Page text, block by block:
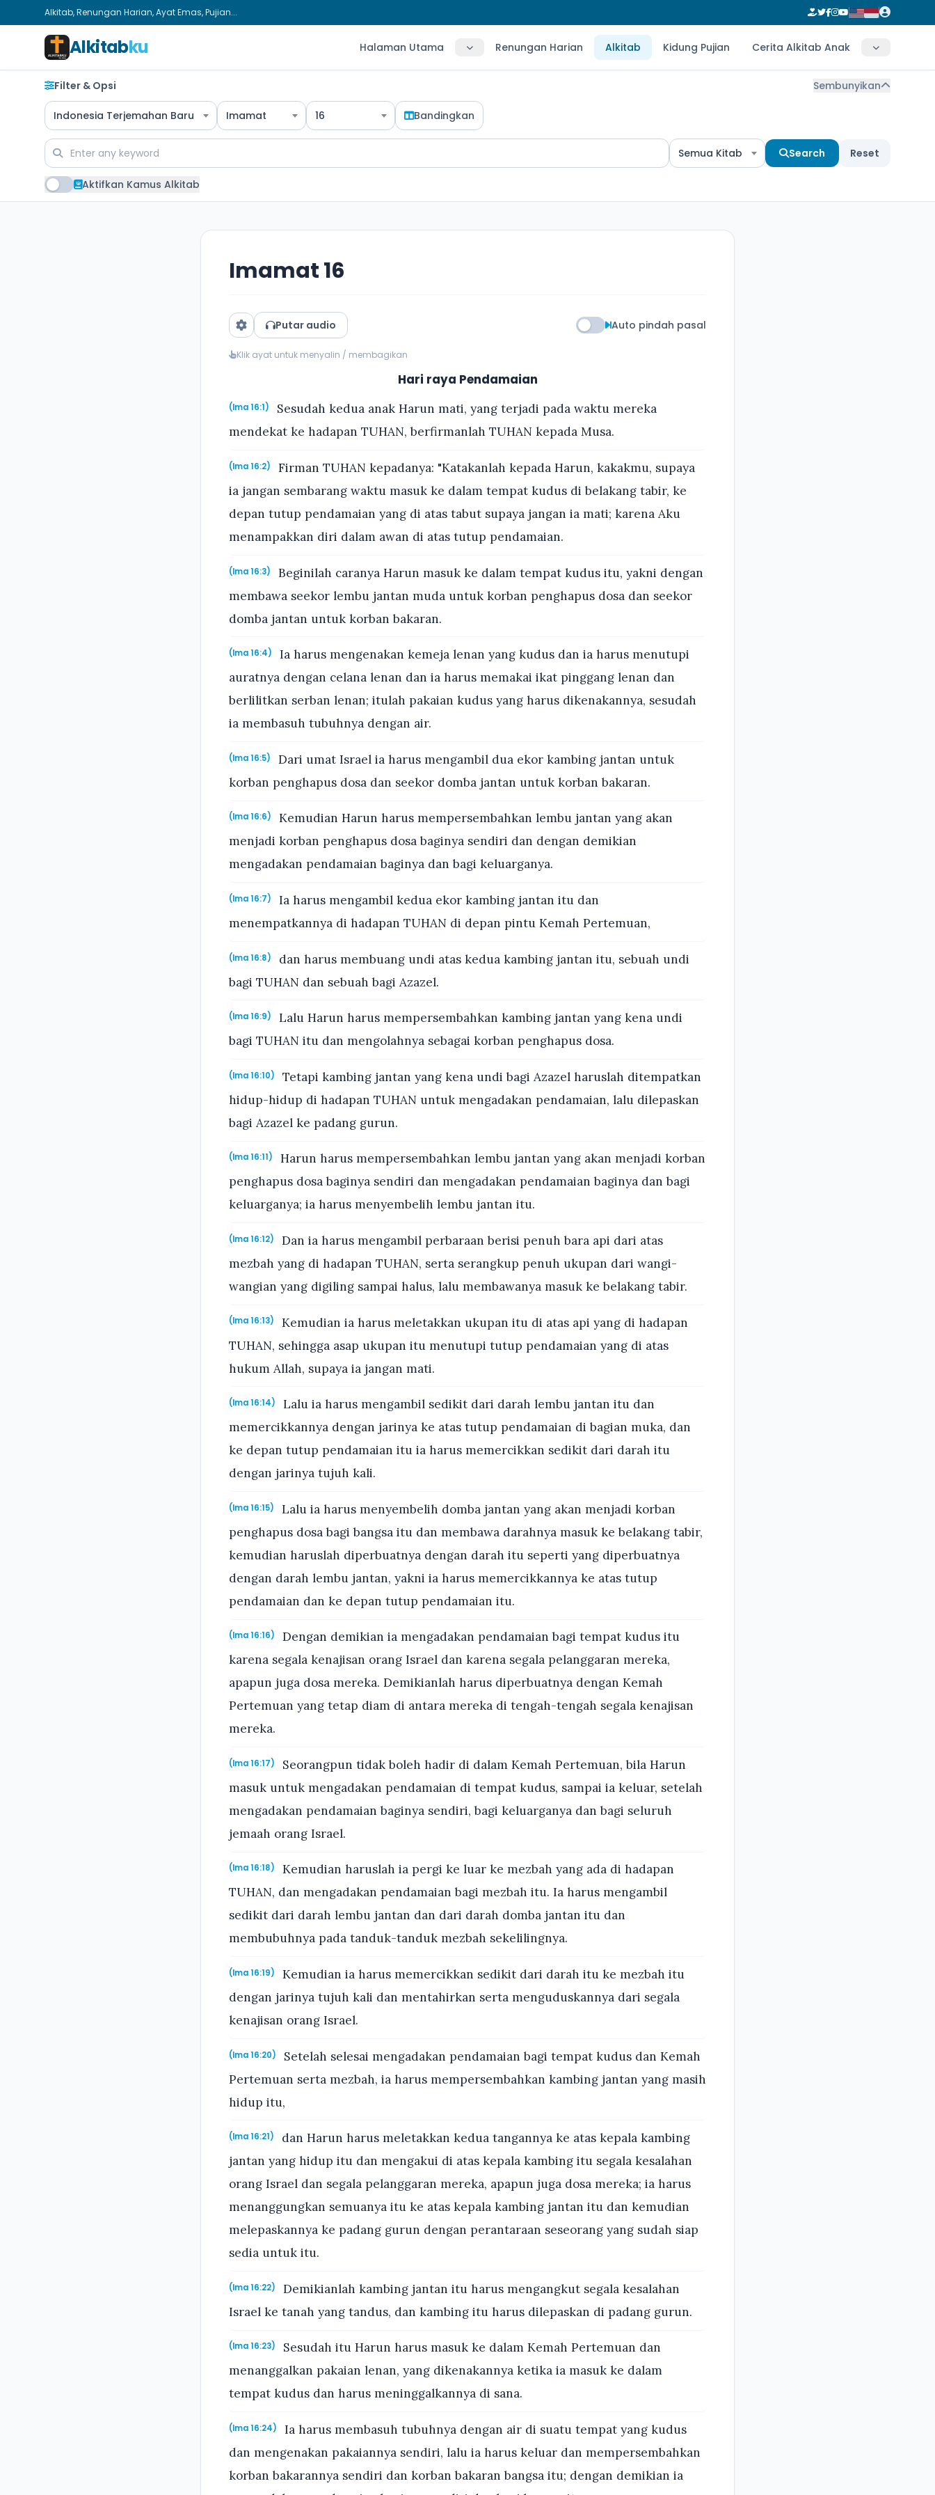
Alkitab, Renungan Harian, Ayat Emas, Pujian...
Alkitabku Halaman Utama Renungan Harian Alkitab Kidung Pujian Cerita Alkitab Anak
Filter & Opsi Sembunyikan
Indonesia Terjemahan Baru Imamat 16 Bandingkan
Semua Kitab Search Reset
Aktifkan Kamus Alkitab
Imamat 16
Putar audio Auto pindah pasal
Klik ayat untuk menyalin / membagikan
Hari raya Pendamaian
(Ima 16:1)
Sesudah kedua anak Harun mati, yang terjadi pada waktu mereka
mendekat ke hadapan TUHAN, berfirmanlah TUHAN kepada Musa.
(Ima 16:2)
Firman TUHAN kepadanya: "Katakanlah kepada Harun, kakakmu, supaya
ia jangan sembarang waktu masuk ke dalam tempat kudus di belakang tabir, ke
depan tutup pendamaian yang di atas tabut supaya jangan ia mati; karena Aku
menampakkan diri dalam awan di atas tutup pendamaian.
(Ima 16:3)
Beginilah caranya Harun masuk ke dalam tempat kudus itu, yakni dengan
membawa seekor lembu jantan muda untuk korban penghapus dosa dan seekor
domba jantan untuk korban bakaran.
(Ima 16:4)
Ia harus mengenakan kemeja lenan yang kudus dan ia harus menutupi
auratnya dengan celana lenan dan ia harus memakai ikat pinggang lenan dan
berlilitkan serban lenan; itulah pakaian kudus yang harus dikenakannya, sesudah
ia membasuh tubuhnya dengan air.
(Ima 16:5)
Dari umat Israel ia harus mengambil dua ekor kambing jantan untuk
korban penghapus dosa dan seekor domba jantan untuk korban bakaran.
(Ima 16:6)
Kemudian Harun harus mempersembahkan lembu jantan yang akan
menjadi korban penghapus dosa baginya sendiri dan dengan demikian
mengadakan pendamaian baginya dan bagi keluarganya.
(Ima 16:7)
Ia harus mengambil kedua ekor kambing jantan itu dan
menempatkannya di hadapan TUHAN di depan pintu Kemah Pertemuan,
(Ima 16:8)
dan harus membuang undi atas kedua kambing jantan itu, sebuah undi
bagi TUHAN dan sebuah bagi Azazel.
(Ima 16:9)
Lalu Harun harus mempersembahkan kambing jantan yang kena undi
bagi TUHAN itu dan mengolahnya sebagai korban penghapus dosa.
(Ima 16:10)
Tetapi kambing jantan yang kena undi bagi Azazel haruslah ditempatkan
hidup-hidup di hadapan TUHAN untuk mengadakan pendamaian, lalu dilepaskan
bagi Azazel ke padang gurun.
(Ima 16:11)
Harun harus mempersembahkan lembu jantan yang akan menjadi korban
penghapus dosa baginya sendiri dan mengadakan pendamaian baginya dan bagi
keluarganya; ia harus menyembelih lembu jantan itu.
(Ima 16:12)
Dan ia harus mengambil perbaraan berisi penuh bara api dari atas
mezbah yang di hadapan TUHAN, serta serangkup penuh ukupan dari wangi-
wangian yang digiling sampai halus, lalu membawanya masuk ke belakang tabir.
(Ima 16:13)
Kemudian ia harus meletakkan ukupan itu di atas api yang di hadapan
TUHAN, sehingga asap ukupan itu menutupi tutup pendamaian yang di atas
hukum Allah, supaya ia jangan mati.
(Ima 16:14)
Lalu ia harus mengambil sedikit dari darah lembu jantan itu dan
memercikkannya dengan jarinya ke atas tutup pendamaian di bagian muka, dan
ke depan tutup pendamaian itu ia harus memercikkan sedikit dari darah itu
dengan jarinya tujuh kali.
(Ima 16:15)
Lalu ia harus menyembelih domba jantan yang akan menjadi korban
penghapus dosa bagi bangsa itu dan membawa darahnya masuk ke belakang tabir,
kemudian haruslah diperbuatnya dengan darah itu seperti yang diperbuatnya
dengan darah lembu jantan, yakni ia harus memercikkannya ke atas tutup
pendamaian dan ke depan tutup pendamaian itu.
(Ima 16:16)
Dengan demikian ia mengadakan pendamaian bagi tempat kudus itu
karena segala kenajisan orang Israel dan karena segala pelanggaran mereka,
apapun juga dosa mereka. Demikianlah harus diperbuatnya dengan Kemah
Pertemuan yang tetap diam di antara mereka di tengah-tengah segala kenajisan
mereka.
(Ima 16:17)
Seorangpun tidak boleh hadir di dalam Kemah Pertemuan, bila Harun
masuk untuk mengadakan pendamaian di tempat kudus, sampai ia keluar, setelah
mengadakan pendamaian baginya sendiri, bagi keluarganya dan bagi seluruh
jemaah orang Israel.
(Ima 16:18)
Kemudian haruslah ia pergi ke luar ke mezbah yang ada di hadapan
TUHAN, dan mengadakan pendamaian bagi mezbah itu. Ia harus mengambil
sedikit dari darah lembu jantan dan dari darah domba jantan itu dan
membubuhnya pada tanduk-tanduk mezbah sekelilingnya.
(Ima 16:19)
Kemudian ia harus memercikkan sedikit dari darah itu ke mezbah itu
dengan jarinya tujuh kali dan mentahirkan serta menguduskannya dari segala
kenajisan orang Israel.
(Ima 16:20)
Setelah selesai mengadakan pendamaian bagi tempat kudus dan Kemah
Pertemuan serta mezbah, ia harus mempersembahkan kambing jantan yang masih
hidup itu,
(Ima 16:21)
dan Harun harus meletakkan kedua tangannya ke atas kepala kambing
jantan yang hidup itu dan mengakui di atas kepala kambing itu segala kesalahan
orang Israel dan segala pelanggaran mereka, apapun juga dosa mereka; ia harus
menanggungkan semuanya itu ke atas kepala kambing jantan itu dan kemudian
melepaskannya ke padang gurun dengan perantaraan seseorang yang sudah siap
sedia untuk itu.
(Ima 16:22)
Demikianlah kambing jantan itu harus mengangkut segala kesalahan
Israel ke tanah yang tandus, dan kambing itu harus dilepaskan di padang gurun.
(Ima 16:23)
Sesudah itu Harun harus masuk ke dalam Kemah Pertemuan dan
menanggalkan pakaian lenan, yang dikenakannya ketika ia masuk ke dalam
tempat kudus dan harus meninggalkannya di sana.
(Ima 16:24)
Ia harus membasuh tubuhnya dengan air di suatu tempat yang kudus
dan mengenakan pakaiannya sendiri, lalu ia harus keluar dan mempersembahkan
korban bakarannya sendiri dan korban bakaran bangsa itu; dengan demikian ia